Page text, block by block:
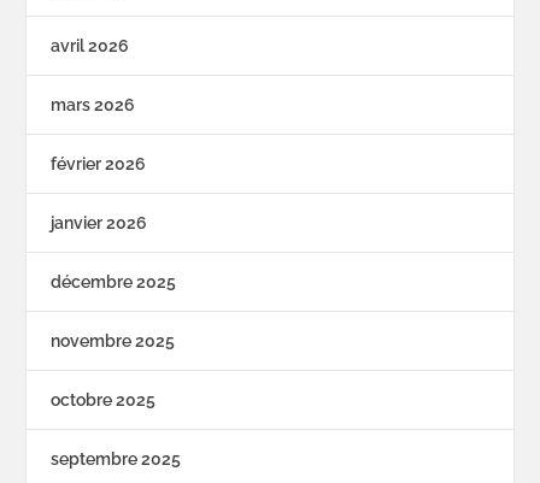
avril 2026
mars 2026
février 2026
janvier 2026
décembre 2025
novembre 2025
octobre 2025
septembre 2025